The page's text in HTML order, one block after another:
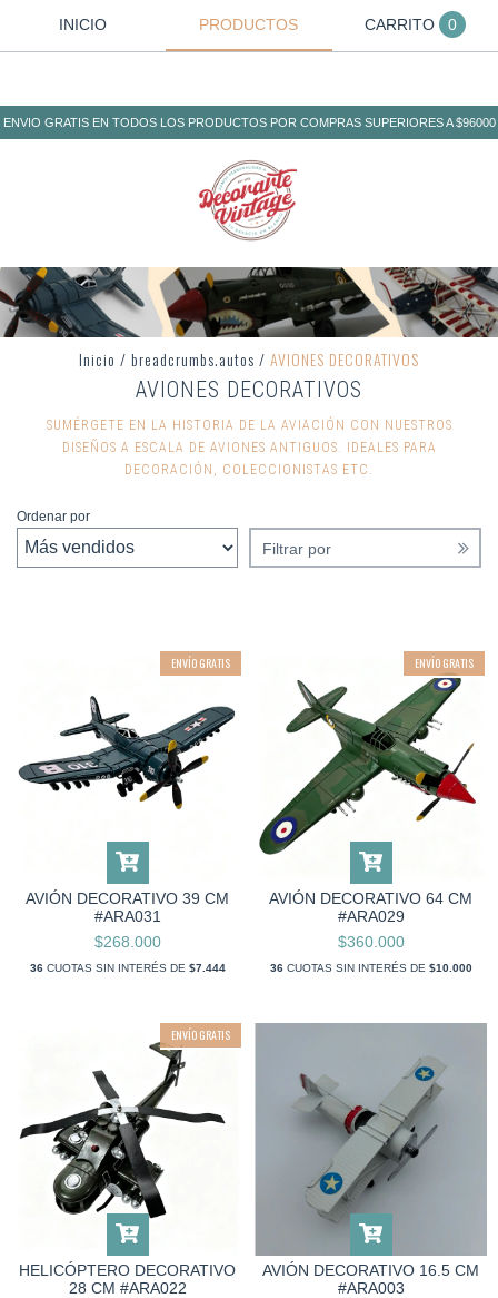
INICIO PRODUCTOS CARRITO 0
ENVIO GRATIS EN TODOS LOS PRODUCTOS POR COMPRAS SUPERIORES A $96000
Inicio / breadcrumbs.autos / AVIONES DECORATIVOS
AVIONES DECORATIVOS
SUMÉRGETE EN LA HISTORIA DE LA AVIACIÓN CON NUESTROS
DISEÑOS A ESCALA DE AVIONES ANTIGUOS. IDEALES PARA
DECORACIÓN, COLECCIONISTAS ETC.
Ordenar por
Filtrar por
ENVÍO GRATIS
AVIÓN DECORATIVO 39 CM
#ARA031
$268.000
36CUOTAS SIN INTERÉS DE $7.444
ENVÍO GRATIS
AVIÓN DECORATIVO 64 CM
#ARA029
$360.000
36CUOTAS SIN INTERÉS DE $10.000
ENVÍO GRATIS
HELICÓPTERO DECORATIVO
28 CM #ARA022
AVIÓN DECORATIVO 16.5 CM
#ARA003